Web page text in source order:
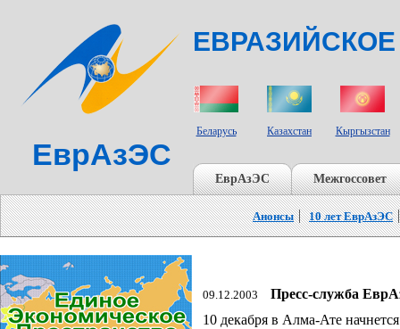
ЕврАзЭС
Беларусь Казахстан Кыргызстан
ЕврАзЭС Межгоссовет
Анонсы 10 лет ЕврАзЭС
09.12.2003
Пресс-служба
10 декабря в Алма-Ате